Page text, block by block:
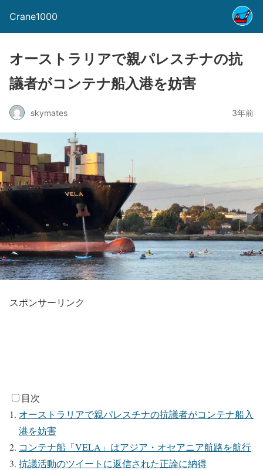
Crane1000
オーストラリアで親パレスチナの抗
議者がコンテナ船入港を妨害
skymates 3年前
スポンサーリンク
目次
オーストラリアで親パレスチナの抗議者がコンテナ船入
港を妨害
コンテナ船「VELA」はアジア・オセアニア航路を航行
抗議活動のツイートに返信された正論に納得